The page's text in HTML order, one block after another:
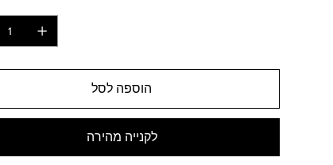
הוספה לסל
לקנייה מהירה